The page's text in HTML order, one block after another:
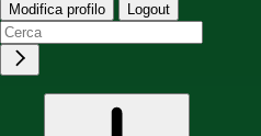
Modifica profilo Logout